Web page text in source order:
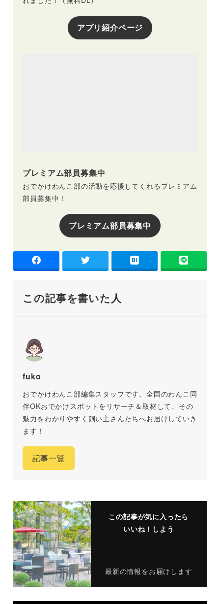
アプリ紹介ページ
プレミアム部員募集中
おでかけわんこ部の活動を応援してくれるプレミアム
部員募集中！
プレミアム部員募集中
- - -
この記事を書いた人
fuko
おでかけわんこ部編集スタッフです。全国のわんこ同
伴OKおでかけスポットをリサーチ＆取材して、その
魅力をわかりやすく飼い主さんたちへお届けしていき
ます！
記事一覧
この記事が気に入ったら
いいね！しよう
最新の情報をお届けします